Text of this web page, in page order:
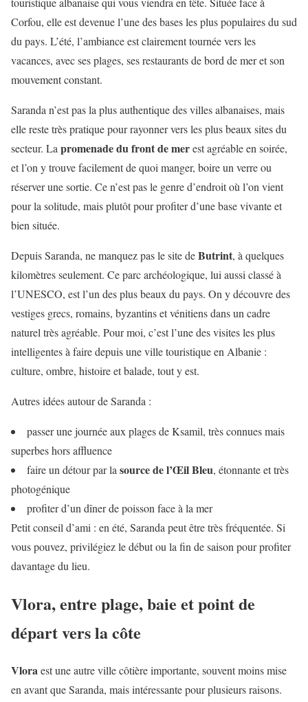
Corfou, elle est devenue l’une des bases les plus populaires du sud
du pays. L’été, l’ambiance est clairement tournée vers les
vacances, avec ses plages, ses restaurants de bord de mer et son
mouvement constant.
Saranda n’est pas la plus authentique des villes albanaises, mais
elle reste très pratique pour rayonner vers les plus beaux sites du
secteur. Lapromenade du front de merest agréable en soirée,
et l’on y trouve facilement de quoi manger, boire un verre ou
réserver une sortie. Ce n’est pas le genre d’endroit où l’on vient
pour la solitude, mais plutôt pour profiter d’une base vivante et
bien située.
Depuis Saranda, ne manquez pas le site deButrint, à quelques
kilomètres seulement. Ce parc archéologique, lui aussi classé à
l’UNESCO, est l’un des plus beaux du pays. On y découvre des
vestiges grecs, romains, byzantins et vénitiens dans un cadre
naturel très agréable. Pour moi, c’est l’une des visites les plus
intelligentes à faire depuis une ville touristique en Albanie :
culture, ombre, histoire et balade, tout y est.
Autres idées autour de Saranda :
passer une journée aux plages de Ksamil, très connues mais
superbes hors affluence
faire un détour par lasource de l’Œil Bleu, étonnante et très
photogénique
profiter d’un dîner de poisson face à la mer
Petit conseil d’ami : en été, Saranda peut être très fréquentée. Si
vous pouvez, privilégiez le début ou la fin de saison pour profiter
davantage du lieu.
Vlora, entre plage, baie et point de
départ vers la côte
Vloraest une autre ville côtière importante, souvent moins mise
en avant que Saranda, mais intéressante pour plusieurs raisons.